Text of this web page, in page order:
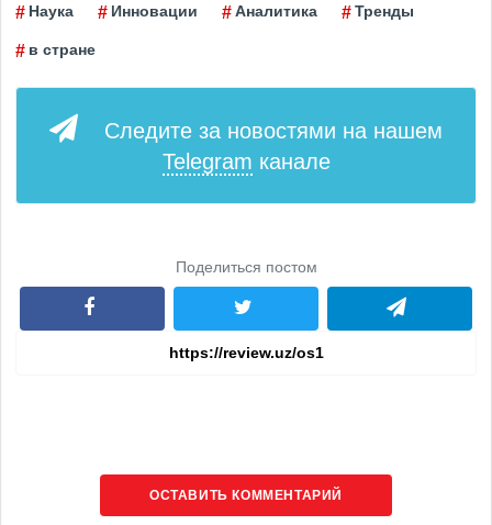
Наука Инновации Аналитика Тренды
в стране
Следите за новостями на нашем
Telegram канале
Поделиться постом
ОСТАВИТЬ КОММЕНТАРИЙ